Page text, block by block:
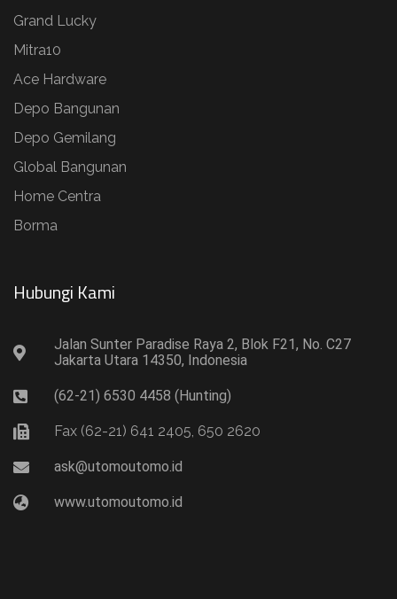
Grand Lucky
Mitra10
Ace Hardware
Depo Bangunan
Depo Gemilang
Global Bangunan
Home Centra
Borma
Hubungi Kami​
Jalan Sunter Paradise Raya 2, Blok F21, No. C27
Jakarta Utara 14350, Indonesia
(62-21) 6530 4458 (Hunting)
Fax (62-21) 641 2405, 650 2620
ask@utomoutomo.id
www.utomoutomo.id